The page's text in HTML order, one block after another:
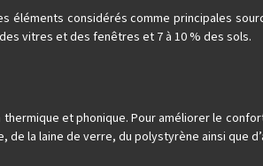
considérés comme principales
vitres et des fenêtres et 7 à 10 % des sols.
et phonique. Pour améliorer le
la laine de verre, du polystyrène ainsi que